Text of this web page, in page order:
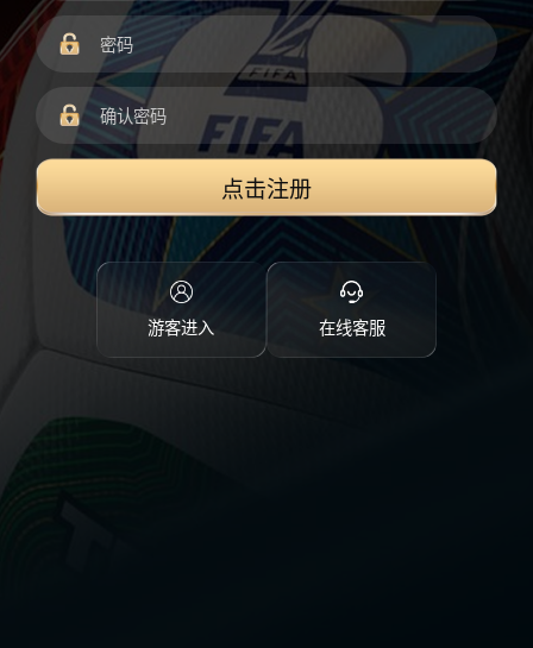
点击注册
游客进入 在线客服